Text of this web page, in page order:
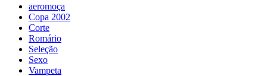
aeromoça
Copa 2002
Corte
Romário
Seleção
Sexo
Vampeta